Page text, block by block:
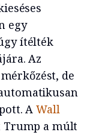
egy
ítélték
Az
de
AWall
Trump a múlt